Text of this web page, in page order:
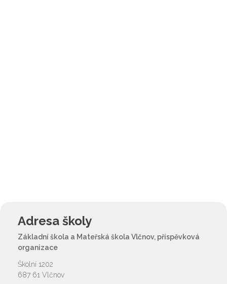
Adresa školy
Základní škola a Mateřská škola Vlčnov, příspěvková
organizace
Školní 1202
687 61 Vlčnov